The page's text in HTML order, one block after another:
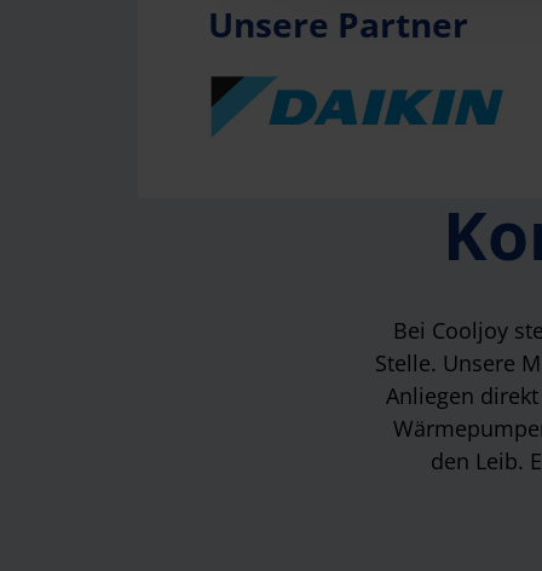
Unsere Partner
Bei Cooljoy
Stelle. Unsere
Anliegen
den Leib.